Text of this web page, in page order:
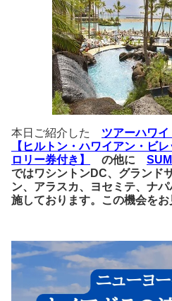
本日ご紹介した ツアーハワ
【ヒルトン・ハワイアン・ビ
ロリー券付き】
の他に
ではワシントンDC、グランド
ン、アラスカ、ヨセミテ、ナ
施しております。この機会を